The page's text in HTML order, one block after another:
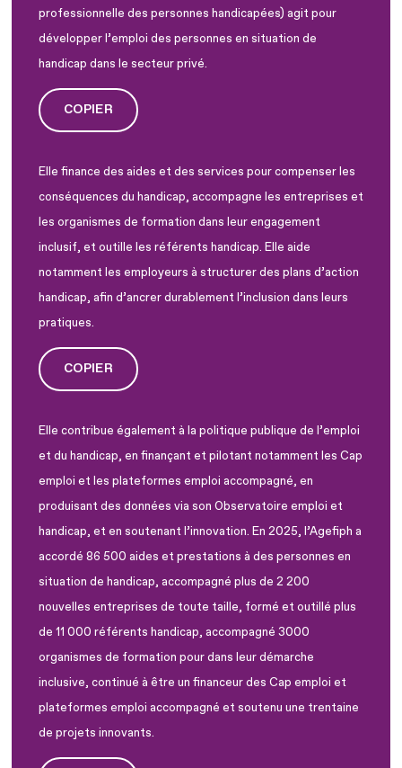
professionnelle des personnes handicapées) agit pour
développer l’emploi des personnes en situation de
handicap dans le secteur privé.
COPIER
Elle finance des aides et des services pour compenser les
conséquences du handicap, accompagne les entreprises et
les organismes de formation dans leur engagement
inclusif, et outille les référents handicap. Elle aide
notamment les employeurs à structurer des plans d’action
handicap, afin d’ancrer durablement l’inclusion dans leurs
pratiques.
COPIER
Elle contribue également à la politique publique de l’emploi
et du handicap, en finançant et pilotant notamment les Cap
emploi et les plateformes emploi accompagné, en
produisant des données via son Observatoire emploi et
handicap, et en soutenant l’innovation. En 2025, l’Agefiph a
accordé 86 500 aides et prestations à des personnes en
situation de handicap, accompagné plus de 2 200
nouvelles entreprises de toute taille, formé et outillé plus
de 11 000 référents handicap, accompagné 3000
organismes de formation pour dans leur démarche
inclusive, continué à être un financeur des Cap emploi et
plateformes emploi accompagné et soutenu une trentaine
de projets innovants.